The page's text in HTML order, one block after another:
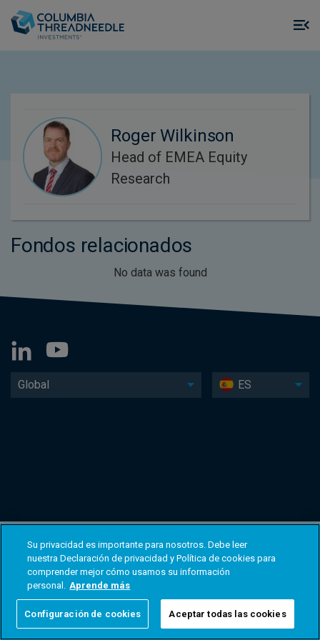
Roger Wilkinson
Head of EMEA Equity
Research
Fondos relacionados
No data was found
Global ES
Su privacidad es importante para nosotros. Debe leer
nuestra Declaración de privacidad y Política de cookies para
comprender mejor cómo usamos su información
personal. Aprende más
Configuración de cookies Aceptar todas las cookies